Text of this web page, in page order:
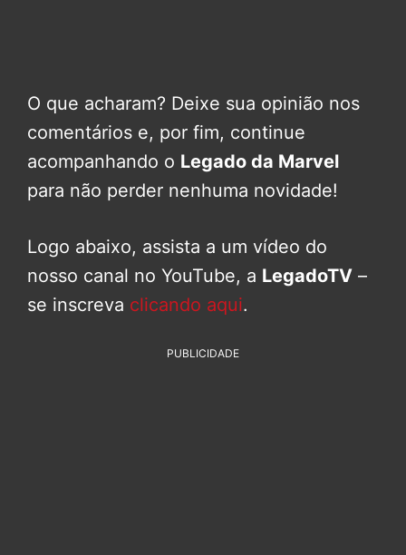
O que acharam? Deixe sua opinião nos
comentários e, por fim, continue
acompanhando o Legado da Marvel
para não perder nenhuma novidade!
Logo abaixo, assista a um vídeo do
nosso canal no YouTube, a LegadoTV –
se inscreva clicando aqui.
PUBLICIDADE